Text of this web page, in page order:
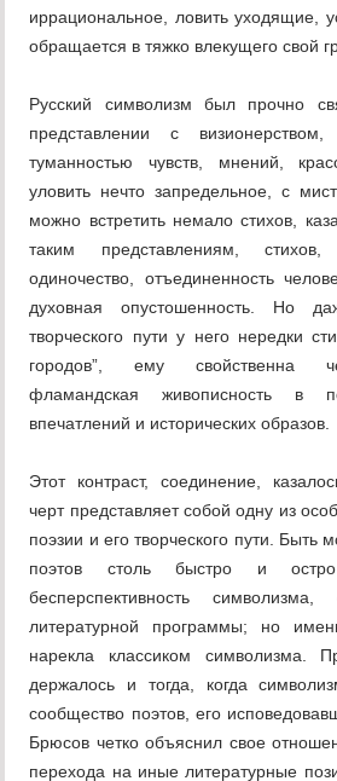
иррациональное, ловить уходящие,
обращается в тяжко влекущего свой
Русский символизм был прочно
представлении с
туманностью чувств, мнений,
уловить нечто запредельное, с
можно встретить немало стихов,
таким представлениям, стихов,
одиночество, отъединенность
духовная опустошенность. Но
творческого пути у него нередки
городов”, ему свойственна
фламандская живописность в
впечатлений и исторических образов.
Этот контраст, соединение,
черт представляет собой одну из
поэзии и его творческого пути. Быть
поэтов столь быстро и
бесперспективность символизма,
литературной программы; но
нарекла классиком символизма.
держалось и тогда, когда
сообщество поэтов, его
Брюсов четко объяснил свое
перехода на иные литературные